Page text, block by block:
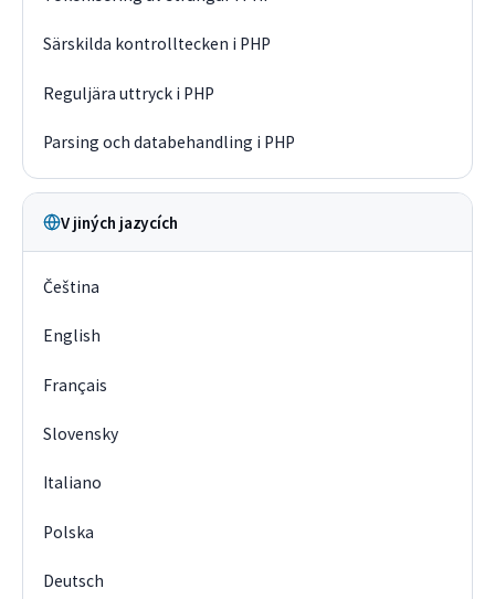
Särskilda kontrolltecken i PHP
Reguljära uttryck i PHP
Parsing och databehandling i PHP
V jiných jazycích
Čeština
English
Français
Slovensky
Italiano
Polska
Deutsch